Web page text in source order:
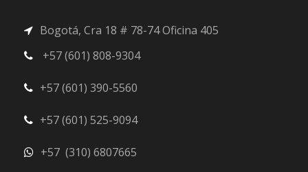
Bogotá, Cra 18 # 78-74 Oficina 405
+57 (601) 808-9304
+57 (601) 390-5560
+57 (601) 525-9094
+57 (310) 6807665